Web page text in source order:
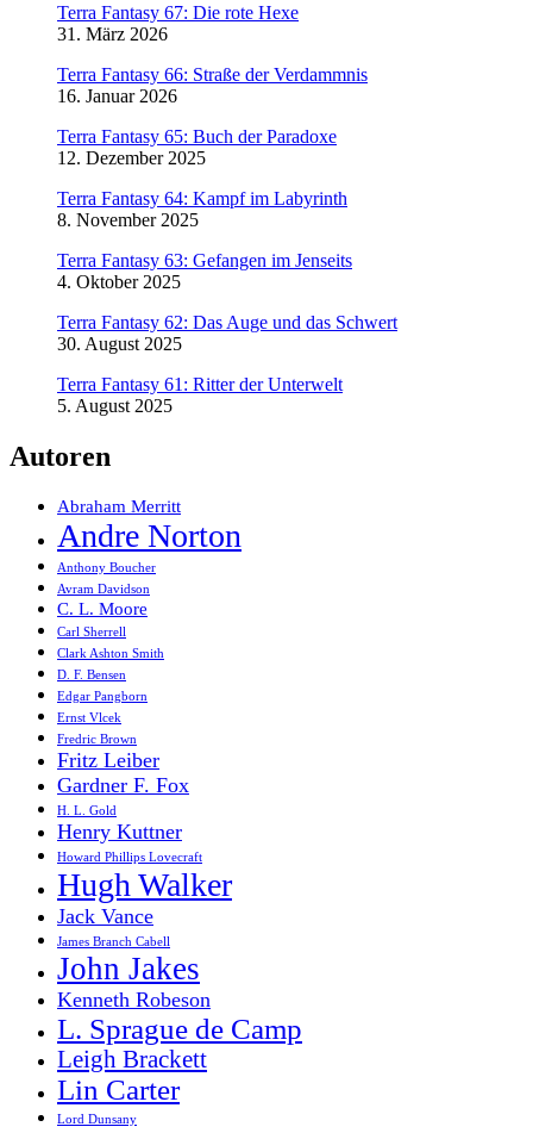
Terra Fantasy 67: Die rote Hexe
31. März 2026
Terra Fantasy 66: Straße der Verdammnis
16. Januar 2026
Terra Fantasy 65: Buch der Paradoxe
12. Dezember 2025
Terra Fantasy 64: Kampf im Labyrinth
8. November 2025
Terra Fantasy 63: Gefangen im Jenseits
4. Oktober 2025
Terra Fantasy 62: Das Auge und das Schwert
30. August 2025
Terra Fantasy 61: Ritter der Unterwelt
5. August 2025
Autoren
Abraham Merritt
Andre Norton
Anthony Boucher
Avram Davidson
C. L. Moore
Carl Sherrell
Clark Ashton Smith
D. F. Bensen
Edgar Pangborn
Ernst Vlcek
Fredric Brown
Fritz Leiber
Gardner F. Fox
H. L. Gold
Henry Kuttner
Howard Phillips Lovecraft
Hugh Walker
Jack Vance
James Branch Cabell
John Jakes
Kenneth Robeson
L. Sprague de Camp
Leigh Brackett
Lin Carter
Lord Dunsany